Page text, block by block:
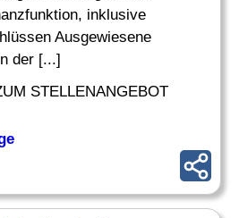
inklusive
Ausgewiesene
der [...]
STELLENANGEBOT